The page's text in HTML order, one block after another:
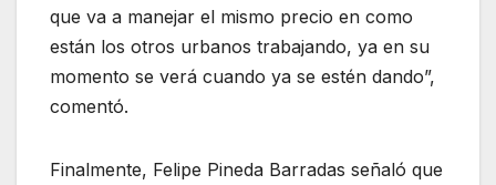
que va a manejar el mismo precio en como
están los otros urbanos trabajando, ya en su
momento se verá cuando ya se estén dando”,
comentó.
Finalmente, Felipe Pineda Barradas señaló que